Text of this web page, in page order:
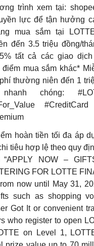
trình xem tại:
lực để tận hưởng
mua sắm tại
đến 3.5 triệu đồng/
tất cả các giao
điểm mua sắm khác*
thường niên đến 1
chóng:
#CreditCard
hoàn tiền tối đa áp
tiêu hợp lệ theo quy
“APPLY NOW –
FOR LOTTE
now until May 31,
such as shopping
Got It or convenient
who register to open
on Level 1,